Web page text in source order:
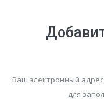
Ваш электронный
для